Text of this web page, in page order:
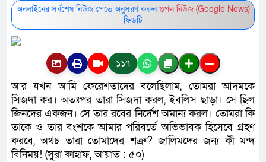
অনলাইনের সর্বশেষ নিউজ পেতে অনুসরণ করুনগুগল নিউজ (Google News)
ফিডটি
১১৭
আর যখন আমি ফেরেশতাদের বলেছিলাম, তোমরা আদমকে
সিজদা কর। অতঃপর তারা সিজদা করল, ইবলিস ছাড়া। সে ছিল
জিনদের একজন। সে তার রবের নির্দেশ অমান্য করল। তোমরা কি
তাকে ও তার বংশকে আমার পরিবর্তে অভিভাবক হিসেবে গ্রহণ
করবে, অথচ তারা তোমাদের শত্রু? জালিমদের জন্য কী মন্দ
বিনিময়! (সুরা কাহাফ, আয়াত : ৫০)